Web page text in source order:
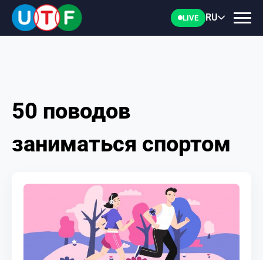
LIVE RU
ГЛАВНАЯ
ФТУ
ДОКУМЕНТЫ
ПЕРСОНАЛИИ
50 поводов
заниматься спортом